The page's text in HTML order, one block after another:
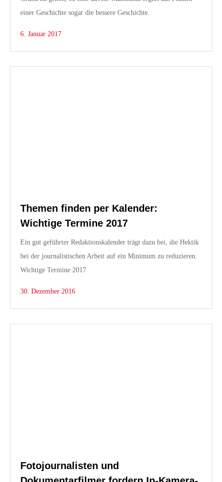
einer Geschichte sogar die bessere Geschichte.
6. Januar 2017
Themen finden per Kalender:
Wichtige Termine 2017
Ein gut geführter Redaktionskalender trägt dazu bei, die Hektik
bei der journalistischen Arbeit auf ein Minimum zu reduzieren.
Wichtige Termine 2017
30. Dezember 2016
Fotojournalisten und